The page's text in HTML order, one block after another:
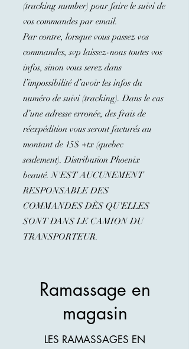
(tracking number) pour faire le suivi de
vos commandes par email.
Par contre, lorsque vous passez vos
commandes, svp laissez-nous toutes vos
infos, sinon vous serez dans
l’impossibilité d’avoir les infos du
numéro de suivi (tracking). Dans le cas
d’une adresse erronée, des frais de
réexpédition vous seront facturés au
montant de 15$ +tx (quebec
seulement).Distribution Phoenix
beauté. N'EST AUCUNEMENT
RESPONSABLE DES
COMMANDES DÈS QU'ELLES
SONT DANS LE CAMION DU
TRANSPORTEUR.
Ramassage en
magasin
LES RAMASSAGES EN